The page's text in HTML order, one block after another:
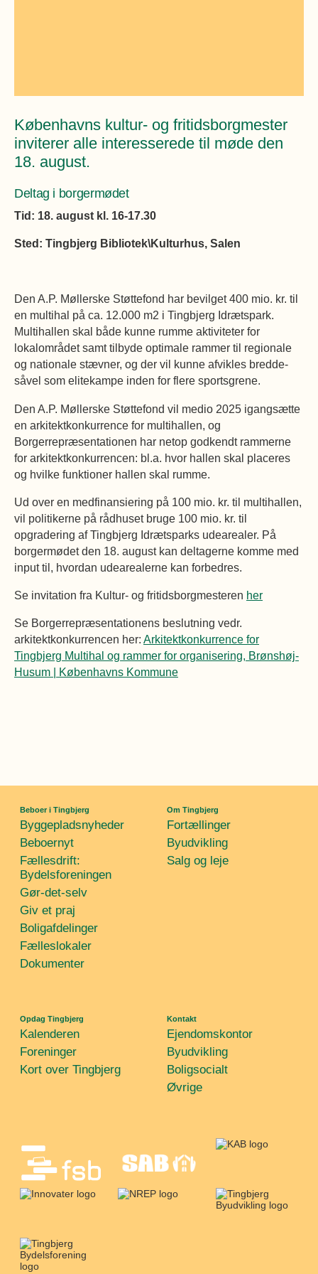
Københavns kultur- og fritidsborgmester
inviterer alle interesserede til møde den
18. august.
Deltag i borgermødet
Tid: 18. august kl. 16-17.30
Sted: Tingbjerg Bibliotek\Kulturhus, Salen
Den A.P. Møllerske Støttefond har bevilget 400 mio. kr. til
en multihal på ca. 12.000 m2 i Tingbjerg Idrætspark.
Multihallen skal både kunne rumme aktiviteter for
lokalområdet samt tilbyde optimale rammer til regionale
og nationale stævner, og der vil kunne afvikles bredde-
såvel som elitekampe inden for flere sportsgrene.
Den A.P. Møllerske Støttefond vil medio 2025 igangsætte
en arkitektkonkurrence for multihallen, og
Borgerrepræsentationen har netop godkendt rammerne
for arkitektkonkurrencen: bl.a. hvor hallen skal placeres
og hvilke funktioner hallen skal rumme.
Ud over en medfinansiering på 100 mio. kr. til multihallen,
vil politikerne på rådhuset bruge 100 mio. kr. til
opgradering af Tingbjerg Idrætsparks udearealer. På
borgermødet den 18. august kan deltagerne komme med
input til, hvordan udearealerne kan forbedres.
Se invitation fra Kultur- og fritidsborgmesteren her
Se Borgerrepræsentationens beslutning vedr.
arkitektkonkurrencen her: Arkitektkonkurrence for
Tingbjerg Multihal og rammer for organisering, Brønshøj-
Husum | Københavns Kommune
Beboer i Tingbjerg
Byggepladsnyheder
Beboernyt
Fællesdrift:
Bydelsforeningen
Gør-det-selv
Giv et praj
Boligafdelinger
Fælleslokaler
Dokumenter
Om Tingbjerg
Fortællinger
Byudvikling
Salg og leje
Opdag Tingbjerg
Kalenderen
Foreninger
Kort over Tingbjerg
Kontakt
Ejendomskontor
Byudvikling
Boligsocialt
Øvrige